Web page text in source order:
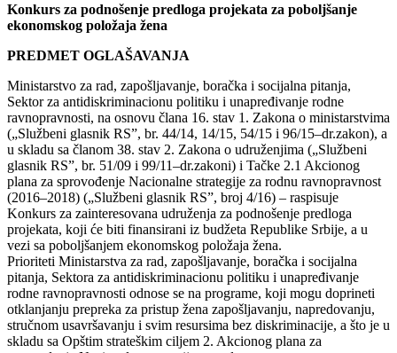
Konkurs za podnošenje predloga projekata za poboljšanje
ekonomskog položaja žena
PREDMET OGLAŠAVANJA
Ministarstvo za rad, zapošljavanje, boračka i socijalna pitanja,
Sektor za antidiskriminacionu politiku i unapređivanje rodne
ravnopravnosti, na osnovu člana 16. stav 1. Zakona o ministarstvima
(„Službeni glasnik RS”, br. 44/14, 14/15, 54/15 i 96/15–dr.zakon), a
u skladu sa članom 38. stav 2. Zakona o udruženjima („Službeni
glasnik RS”, br. 51/09 i 99/11–dr.zakoni) i Tačke 2.1 Akcionog
plana za sprovođenje Nacionalne strategije za rodnu ravnopravnost
(2016–2018) („Službeni glasnik RS”, broj 4/16) – raspisuje
Konkurs za zainteresovana udruženja za podnošenje predloga
projekata, koji će biti finansirani iz budžeta Republike Srbije, a u
vezi sa poboljšanjem ekonomskog položaja žena.
Prioriteti Ministarstva za rad, zapošljavanje, boračka i socijalna
pitanja, Sektora za antidiskriminacionu politiku i unapređivanje
rodne ravnopravnosti odnose se na programe, koji mogu doprineti
otklanjanju prepreka za pristup žena zapošljavanju, napredovanju,
stručnom usavršavanju i svim resursima bez diskriminacije, a što je u
skladu sa Opštim strateškim ciljem 2. Akcionog plana za